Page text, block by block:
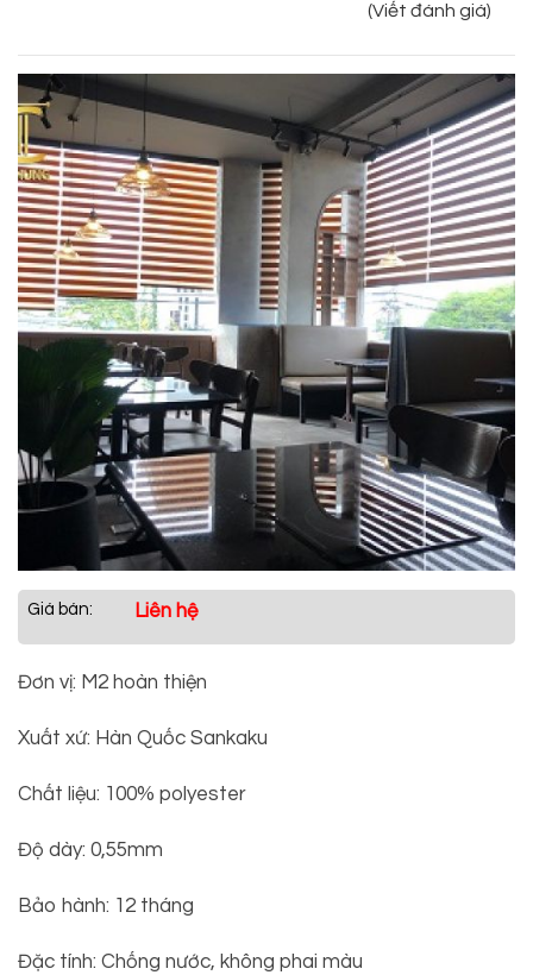
(Viết đánh giá)
Giá bán: Liên hệ
Đơn vị: M2 hoàn thiện
Xuất xứ: Hàn Quốc Sankaku
Chất liệu: 100% polyester
Độ dày: 0,55mm
Bảo hành: 12 tháng
Đặc tính: Chống nước, không phai màu